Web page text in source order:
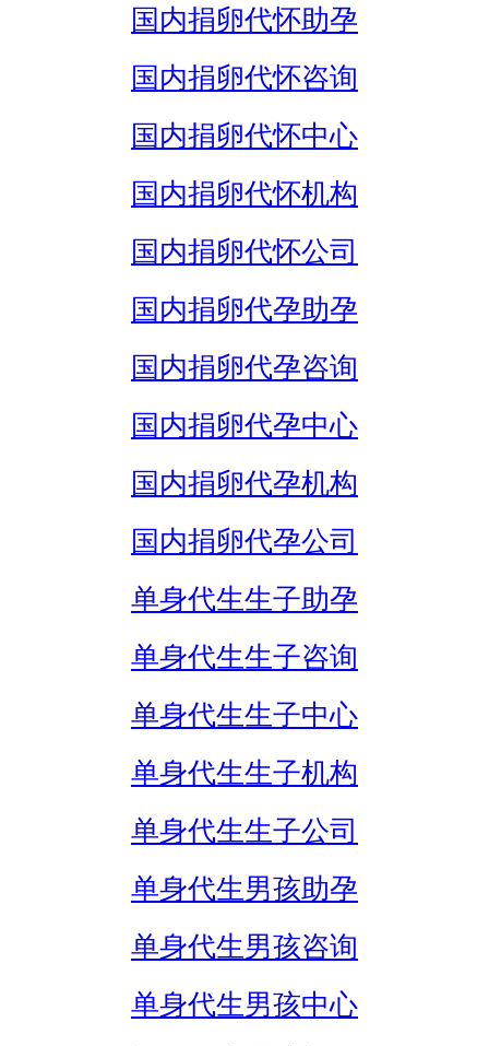
国内捐卵代怀助孕
国内捐卵代怀咨询
国内捐卵代怀中心
国内捐卵代怀机构
国内捐卵代怀公司
国内捐卵代孕助孕
国内捐卵代孕咨询
国内捐卵代孕中心
国内捐卵代孕机构
国内捐卵代孕公司
单身代生生子助孕
单身代生生子咨询
单身代生生子中心
单身代生生子机构
单身代生生子公司
单身代生男孩助孕
单身代生男孩咨询
单身代生男孩中心